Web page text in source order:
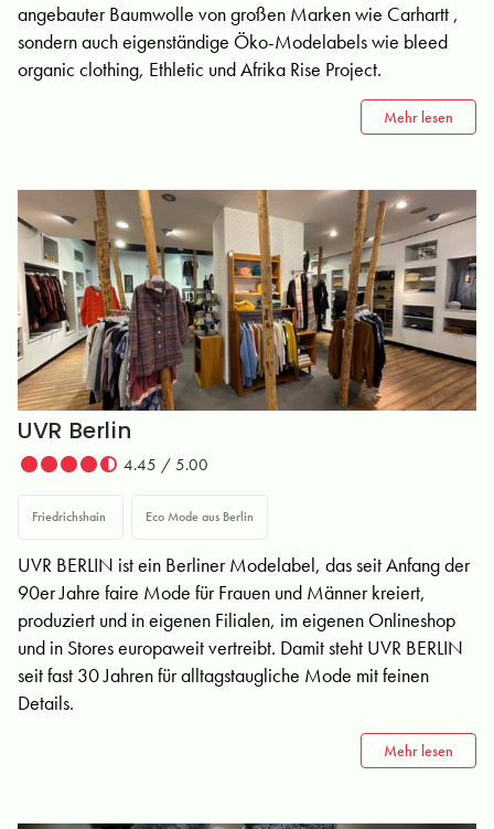
angebauter Baumwolle von großen Marken wie Carhartt ,
sondern auch eigenständige Öko-Modelabels wie bleed
organic clothing, Ethletic und Afrika Rise Project.
Mehr lesen
UVR Berlin
4.45 / 5.00
Friedrichshain Eco Mode aus Berlin
UVR BERLIN ist ein Berliner Modelabel, das seit Anfang der
90er Jahre faire Mode für Frauen und Männer kreiert,
produziert und in eigenen Filialen, im eigenen Onlineshop
und in Stores europaweit vertreibt. Damit steht UVR BERLIN
seit fast 30 Jahren für alltagstaugliche Mode mit feinen
Details.
Mehr lesen